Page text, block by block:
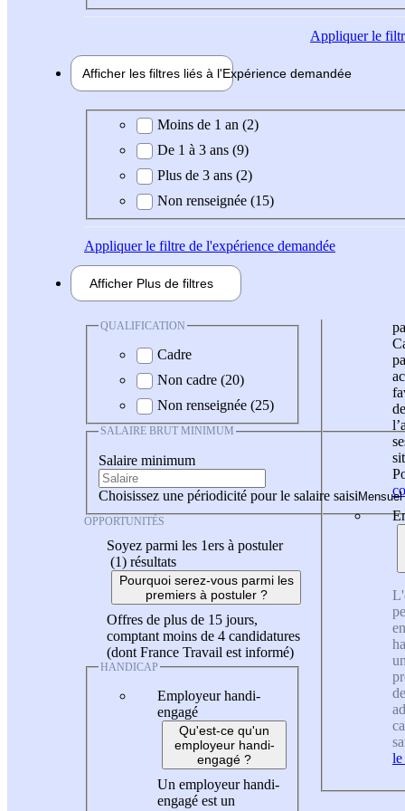
Appliquerle
Afficher les filtres liés à l'Expérience demandée
Expérience demandée
Moins de 1 an (2)
De 1 à 3 ans (9)
Plus de 3 ans (2)
Non renseignée (15)
Appliquerle filtre de l'expérience demandée
Afficher Plus de filtres
QUALIFICATION
Cadre
Non cadre (20)
Non renseignée (25)
SALAIRE BRUT MINIMUM
Salaire minimum
Choisissez une périodicité pour le salaire saisi
OPPORTUNITÉS
Soyez parmi les 1ers à postuler
(1) résultats
Pourquoi serez-vous parmi les
premiers à postuler ?
Offres de plus de 15 jours,
comptant moins de 4 candidatures
(dont France Travail est informé)
HANDICAP
Employeur handi-
engagé
Qu'est-ce qu'un
employeur handi-
engagé ?
Un employeur handi-
engagé est un